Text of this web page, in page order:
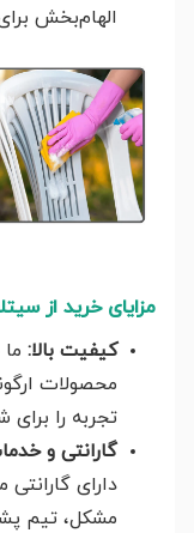
الهام‌بخش
مزایای خرید از
کیفیت بالا:
محصولات
تجربه را
گارانتی و
دارای
مشکل، تیم